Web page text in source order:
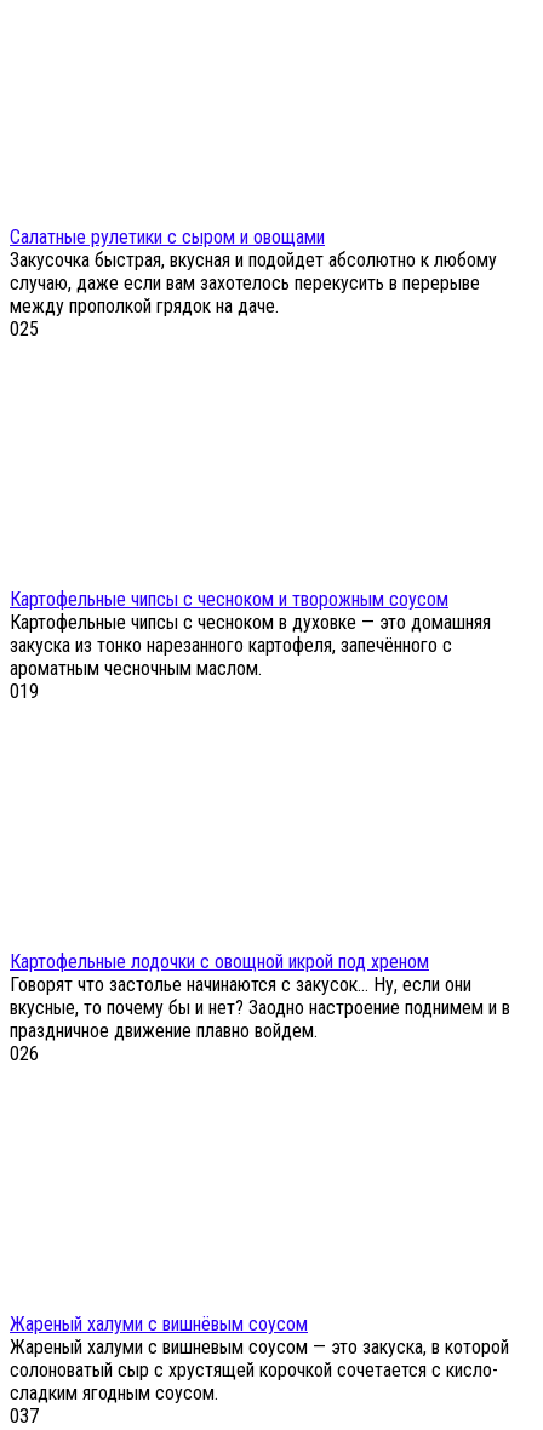
Салатные рулетики с сыром и овощами
Закусочка быстрая, вкусная и подойдет абсолютно к любому
случаю, даже если вам захотелось перекусить в перерыве
между прополкой грядок на даче.
025
Картофельные чипсы с чесноком и творожным соусом
Картофельные чипсы с чесноком в духовке — это домашняя
закуска из тонко нарезанного картофеля, запечённого с
ароматным чесночным маслом.
019
Картофельные лодочки с овощной икрой под хреном
Говорят что застолье начинаются с закусок… Ну, если они
вкусные, то почему бы и нет? Заодно настроение поднимем и в
праздничное движение плавно войдем.
026
Жареный халуми с вишнёвым соусом
Жареный халуми с вишневым соусом — это закуска, в которой
солоноватый сыр с хрустящей корочкой сочетается с кисло-
сладким ягодным соусом.
037